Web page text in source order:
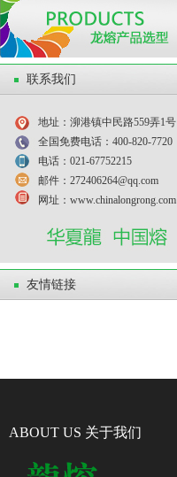
联系我们
地址：泖港镇中民路559弄1号
全国免费电话：400-820-7720
电话：021-67752215
邮件：272406264@qq.com
网址：www.chinalongrong.com
友情链接
ABOUT US 关于我们